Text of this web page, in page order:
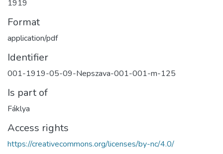
1919
Format
application/pdf
Identifier
001-1919-05-09-Nepszava-001-001-m-125
Is part of
Fáklya
Access rights
https://creativecommons.org/licenses/by-nc/4.0/